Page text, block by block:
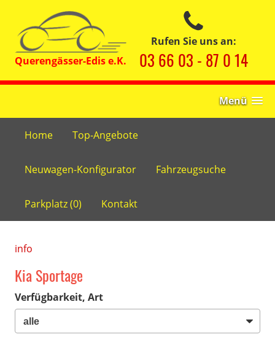
Rufen Sie uns an:
03 66 03 - 87 0 14
Menü
Home Top-Angebote
Neuwagen-Konfigurator Fahrzeugsuche
Parkplatz (0) Kontakt
info
Kia Sportage
Verfügbarkeit, Art